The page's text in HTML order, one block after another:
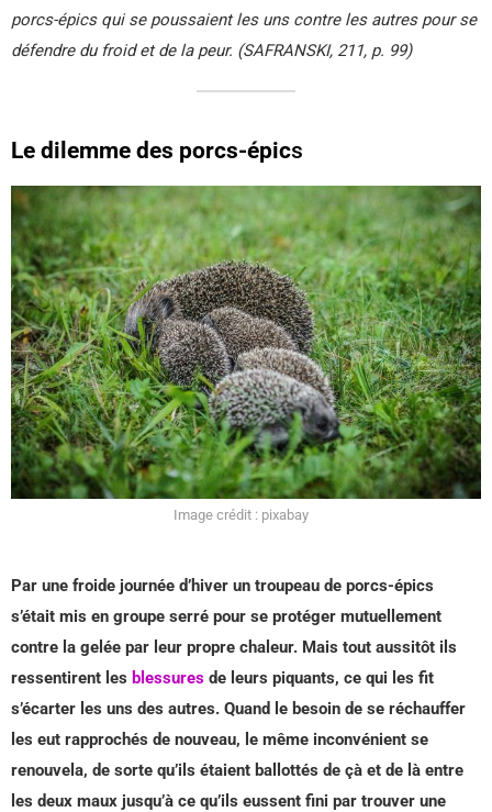
porcs-épics qui se poussaient les uns contre les autres pour se
défendre du froid et de la peur. (SAFRANSKI, 211, p. 99)
Le dilemme des porcs-épics
Image crédit : pixabay
Par une froide journée d’hiver un troupeau de porcs-épics
s’était mis en groupe serré pour se protéger mutuellement
contre la gelée par leur propre chaleur. Mais tout aussitôt ils
ressentirent les blessures de leurs piquants, ce qui les fit
s’écarter les uns des autres. Quand le besoin de se réchauffer
les eut rapprochés de nouveau, le même inconvénient se
renouvela, de sorte qu’ils étaient ballottés de çà et de là entre
les deux maux jusqu’à ce qu’ils eussent fini par trouver une